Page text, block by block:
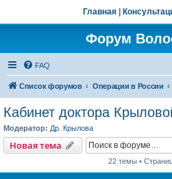
Главная
Форум
FAQ
Список форумов Операции в России
Кабинет доктора
Модератор: Др. Крылова
Новая тема
22 темы •